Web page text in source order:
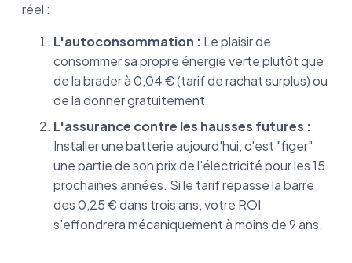
réel :
L'autoconsommation : Le plaisir de
consommer sa propre énergie verte plutôt que
de la brader à 0,04 € (tarif de rachat surplus) ou
de la donner gratuitement.
L'assurance contre les hausses futures :
Installer une batterie aujourd'hui, c'est "figer"
une partie de son prix de l'électricité pour les 15
prochaines années. Si le tarif repasse la barre
des 0,25 € dans trois ans, votre ROI
s'effondrera mécaniquement à moins de 9 ans.